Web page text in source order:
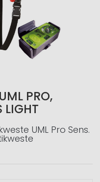
PRO,
LIGHT
UML Pro Sens.